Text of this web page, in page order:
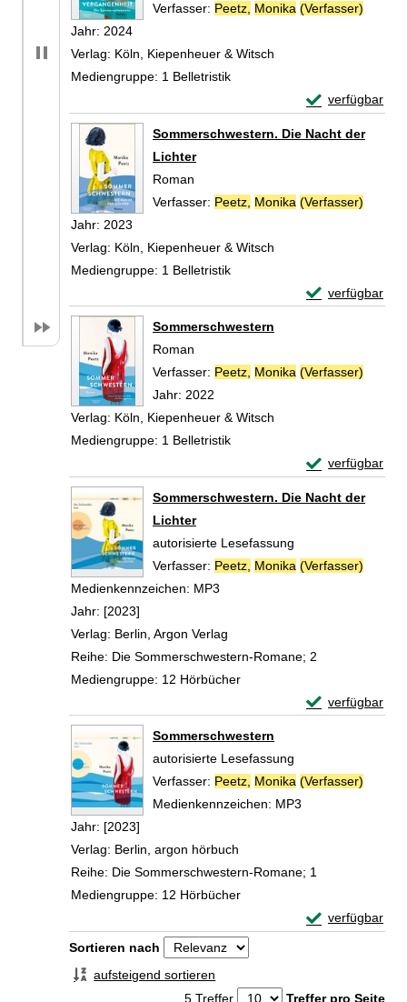
Verfasser: Peetz, Monika (Verfasser)
Jahr: 2024
Verlag: Köln, Kiepenheuer & Witsch
Mediengruppe: 1 Belletristik
verfügbar
Exemplar-
Sommerschwestern. Die Nacht der
Lichter
Roman
Verfasser: Peetz, Monika (Verfasser)
Jahr: 2023
Verlag: Köln, Kiepenheuer & Witsch
Mediengruppe: 1 Belletristik
verfügbar
Exemplar-
Sommerschwestern
Roman
Verfasser: Peetz, Monika (Verfasser)
Jahr: 2022
Verlag: Köln, Kiepenheuer & Witsch
Mediengruppe: 1 Belletristik
verfügbar
Exemplar-
Sommerschwestern. Die Nacht der
Lichter
autorisierte Lesefassung
Verfasser: Peetz, Monika (Verfasser)
Medienkennzeichen: MP3
Jahr: [2023]
Verlag: Berlin, Argon Verlag
Reihe: Die Sommerschwestern-Romane; 2
Mediengruppe: 12 Hörbücher
verfügbar
Exemplar-
Sommerschwestern
autorisierte Lesefassung
Verfasser: Peetz, Monika (Verfasser)
Medienkennzeichen: MP3
Jahr: [2023]
Verlag: Berlin, argon hörbuch
Reihe: Die Sommerschwestern-Romane; 1
Mediengruppe: 12 Hörbücher
verfügbar
Exemplar-
Zu den Suchfiltern springen
Sortieren nach
aufsteigend sortieren
5 Treffer
Treffer pro Seite